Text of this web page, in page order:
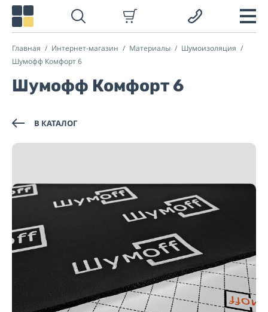
Главная Интернет-магазин Материалы
Шумоизоляция
Шумофф Комфорт 6
Шумофф Комфорт 6
В КАТАЛОГ